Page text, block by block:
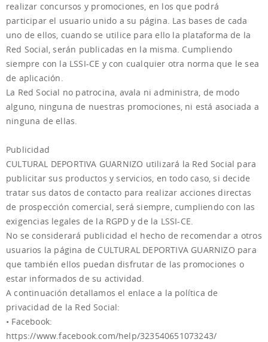
realizar concursos y promociones, en los que podrá
participar el usuario unido a su página. Las bases de cada
uno de ellos, cuando se utilice para ello la plataforma de la
Red Social, serán publicadas en la misma. Cumpliendo
siempre con la LSSI-CE y con cualquier otra norma que le sea
de aplicación.
La Red Social no patrocina, avala ni administra, de modo
alguno, ninguna de nuestras promociones, ni está asociada a
ninguna de ellas.
Publicidad
CULTURAL DEPORTIVA GUARNIZO utilizará la Red Social para
publicitar sus productos y servicios, en todo caso, si decide
tratar sus datos de contacto para realizar acciones directas
de prospección comercial, será siempre, cumpliendo con las
exigencias legales de la RGPD y de la LSSI-CE.
No se considerará publicidad el hecho de recomendar a otros
usuarios la página de CULTURAL DEPORTIVA GUARNIZO para
que también ellos puedan disfrutar de las promociones o
estar informados de su actividad.
A continuación detallamos el enlace a la política de
privacidad de la Red Social:
• Facebook:
https://www.facebook.com/help/323540651073243/